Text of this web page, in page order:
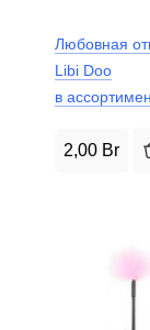
Любовная
Libi Doo
в
2,00 Br